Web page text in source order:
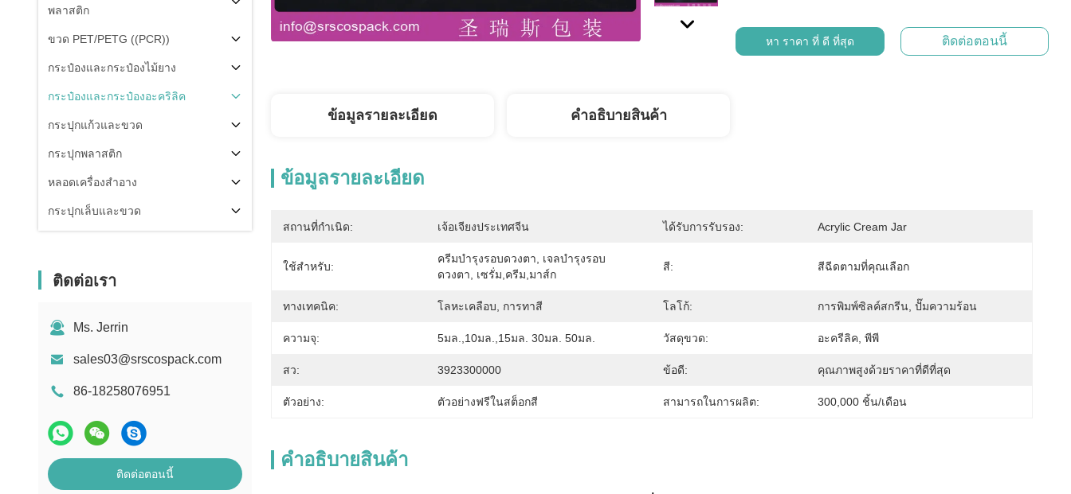
พลาสติก
ขวด PET/PETG ((PCR))
กระป๋องและกระป๋องไม้ยาง
กระป๋องและกระป๋องอะคริลิค
กระปุกแก้วและขวด
กระปุกพลาสติก
หลอดเครื่องสำอาง
กระปุกเล็บและขวด
ติดต่อเรา
Ms. Jerrin
sales03@srscospack.com
86-18258076951
ติดต่อตอนนี้
หา ราคา ที่ ดี ที่สุด ติดต่อตอนนี้
ข้อมูลรายละเอียด คําอธิบายสินค้า
ข้อมูลรายละเอียด
สถานที่กำเนิด: เจ้อเจียงประเทศจีน ได้รับการรับรอง: Acrylic Cream Jar
ใช้สําหรับ:
ครีมบำรุงรอบดวงตา, ​​เจลบำรุงรอบ
ดวงตา, ​​เซรั่ม,ครีม,มาส์ก
สี: สีฉีดตามที่คุณเลือก
ทางเทคนิค: โลหะเคลือบ, การทาสี โลโก้: การพิมพ์ซิลค์สกรีน, ปั๊มความร้อน
ความจุ: 5มล.,10มล.,15มล. 30มล. 50มล. วัสดุขวด: อะครีลิค, พีพี
สว: 3923300000 ข้อดี: คุณภาพสูงด้วยราคาที่ดีที่สุด
ตัวอย่าง: ตัวอย่างฟรีในสต็อกสี สามารถในการผลิต: 300,000 ชิ้น/เดือน
คําอธิบายสินค้า